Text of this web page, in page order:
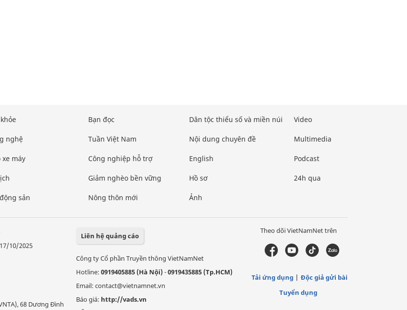
nghệ
xe máy
sản
Bạn đọc
Tuần Việt Nam
Công nghiệp hỗ trợ
Giảm nghèo bền vững
Nông thôn mới
Dân tộc thiểu số và miền núi
Nội dung chuyên đề
English
Hồ sơ
Ảnh
Video
Multimedia
Podcast
24h qua
10/2025
68 Dương Đình
Liên hệ quảng cáo
Công ty Cổ phần Truyền thông VietNamNet
Hotline: 0919405885 (Hà Nội)-0919435885 (Tp.HCM)
Email: contact@vietnamnet.vn
Báo giá: http://vads.vn
Theo dõi VietNamNet trên
Tải ứng dụng
Độc giả gửi bài
Tuyển dụng